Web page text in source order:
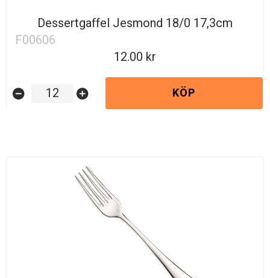
Dessertgaffel Jesmond 18/0 17,3cm
F00606
12.00
remove_circle add_circle KÖP